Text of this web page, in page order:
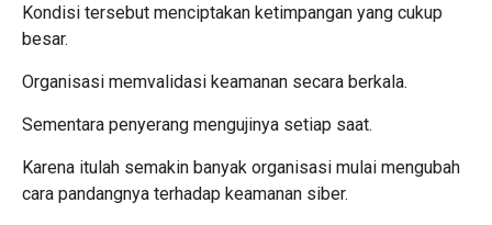
Kondisi tersebut menciptakan ketimpangan yang cukup
besar.
Organisasi memvalidasi keamanan secara berkala.
Sementara penyerang mengujinya setiap saat.
Karena itulah semakin banyak organisasi mulai mengubah
cara pandangnya terhadap keamanan siber.